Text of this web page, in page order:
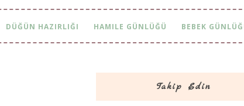
DÜĞÜN HAZIRLIĞI HAMILE GÜNLÜĞÜ BEBEK
Takip Edin